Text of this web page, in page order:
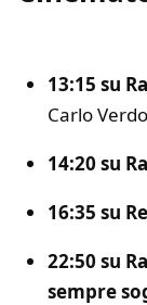
13:15 su
Carlo
14:20 su
16:35 su
22:50 su
sempre